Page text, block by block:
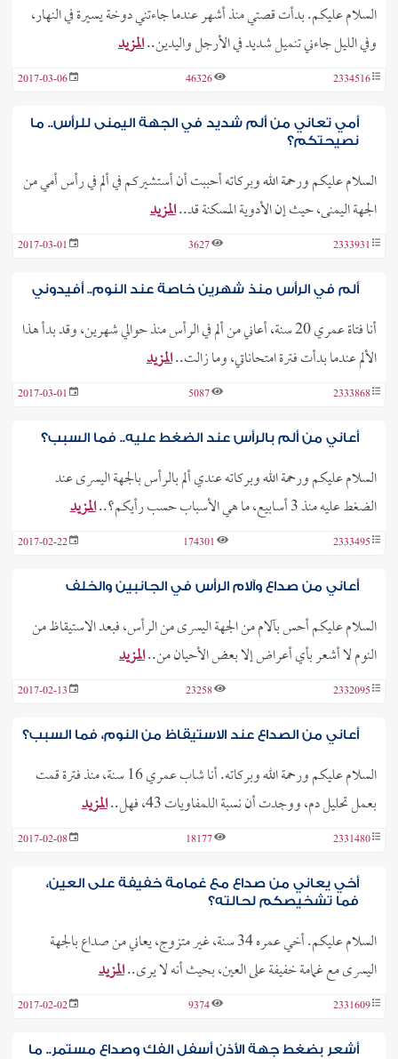
السلام عليكم. بدأت قصتي منذ أشهر عندما جاءتني دوخة يسيرة في النهار،
وفي الليل جاءني تنميل شديد في الأرجل واليدين..المزيد
2334516
46326
2017-03-06
أمي تعاني من ألم شديد في الجهة اليمنى للرأس.. ما
نصيحتكم؟
السلام عليكم ورحمة الله وبركاته أحببت أن أستشيركم في ألم في رأس أمي من
الجهة اليمنى، حيث إن الأدوية المسكنة قد..المزيد
2333931
3627
2017-03-01
ألم في الرأس منذ شهرين خاصة عند النوم.. أفيدوني
أنا فتاة عمري 20 سنة، أعاني من ألم في الرأس منذ حوالي شهرين، وقد بدأ هذا
الألم عندما بدأت فترة امتحاناتي، وما زالت..المزيد
2333868
5087
2017-03-01
أعاني من ألم بالرأس عند الضغط عليه.. فما السبب؟
السلام عليكم ورحمة الله وبركاته عندي ألم بالرأس بالجهة اليسرى عند
الضغط عليه منذ 3 أسابيع، ما هي الأسباب حسب رأيكم؟..
المزيد
2333495
174301
2017-02-22
أعاني من صداع وآلام الرأس في الجانبين والخلف
السلام عليكم أحس بآلام من الجهة اليسرى من الرأس، فبعد الاستيقاظ من
النوم لا أشعر بأي أعراض إلا بعض الأحيان من..المزيد
2332095
23258
2017-02-13
أعاني من الصداع عند الاستيقاظ من النوم، فما السبب؟
السلام عليكم ورحمة الله وبركاته. أنا شاب عمري 16 سنة، منذ فترة قمت
بعمل تحليل دم، ووجدت أن نسبة اللمفاويات 43، فهل..
المزيد
2331480
18177
2017-02-08
أخي يعاني من صداع مع غمامة خفيفة على العين،
فما تشخيصكم لحالته؟
السلام عليكم. أخي عمره 34 سنة، غير متزوج، يعاني من صداع بالجهة
اليسرى مع غمامة خفيفة على العين، بحيث أنه لا يرى..المزيد
2331609
9374
2017-02-02
أشعر بضغط جهة الأذن أسفل الفك وصداع مستمر.. ما